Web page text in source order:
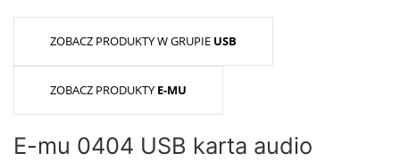
ZOBACZ PRODUKTY W GRUPIE USB
ZOBACZ PRODUKTY E-MU
E-mu 0404 USB karta audio